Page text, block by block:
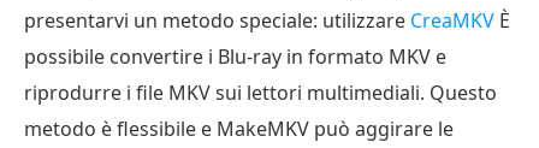
presentarvi un metodo speciale: utilizzare CreaMKV È
possibile convertire i Blu-ray in formato MKV e
riprodurre i file MKV sui lettori multimediali. Questo
metodo è flessibile e MakeMKV può aggirare le